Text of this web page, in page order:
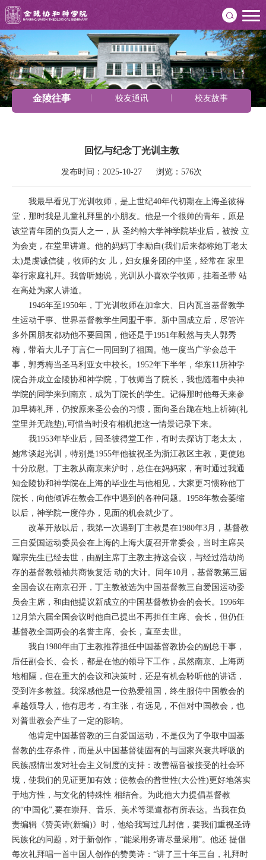
金陵往事 校友通讯 校友故事
回忆与纪念丁光训主教
发布时间：2025-10-27      浏览：576次
我最早看见丁光训牧师，是上世纪40年代初期在上海圣彼得
堂，那时我是儿童礼拜里的小朋友。他是一个很帅的青年，原是
该堂青年团的负责人之一，从 圣约翰大学神学院毕业后，被按 立
为会吏，在堂里讲道。他的妈妈丁李励自(我们后来都称她丁老太
太)是虔诚信徒，牧师的女 儿，妇女服务团的中坚，经常在 家里
举行家庭礼拜。我曾听她说，光训从小喜欢学牧师，挂着圣带 站
在高处为家人讲道。
1946年至1950年，丁光训牧师在加拿大、日内瓦当基督教学
生运动干事、世界基督教学生同盟干事。新中国成立后，尽管许
多外国朋友都劝他不要回国，他还是于1951年毅然与夫人郭秀
梅，带着大儿子丁言仁一同回到了祖国。他一度当广学会总干
事，郭秀梅当圣马利亚女中校长。1952年下半年，华东11所神学
院合并成立金陵协和神学院，丁牧师当了院长，我也随着中央神
学院的同学来到南京，成为丁院长的学生。记得那时他每天来参
加早祷礼拜，仍按原来圣公会的习惯，面向圣台跪在地上祈祷(礼
堂里并无跪垫),可惜当时没有相机把这一情景记录下来。
我1953年毕业后，回圣彼得堂工作，有时去探访丁老太太，
她常谈起光训，特别是1955年他被祝圣为浙江教区主教，更使她
十分欣慰。丁主教从南京来沪时，总住在妈妈家，有时通过我通
知金陵协和神学院在上海的毕业生与他相见，大家更习惯称他丁
院长，向他倾诉在教会工作中遇到的各种问题。1958年教会萎缩
以后，神学院一度停办，见面的机会就少了。
改革开放以后，我第一次遇到丁主教是在1980年3月，基督教
三自爱国运动委员会在上海的上海大厦召开常委会，当时主席吴
耀宗先生已经去世，由副主席丁主教主持这会议，与经过浩劫尚
存的基督教领袖共商恢复活 动的大计。同年10月，基督教第三届
全国会议在南京召开，丁主教被选为中国基督教三自爱国运动委
员会主席，和由他提议新成立的中国基督教协会的会长。1996年
12月第六届全国会议时他自己提出不再担任主席、会长，但仍任
基督教全国两会的名誉主席、会长，直至去世。
我自1980年由丁主教推荐担任中国基督教协会的副总干事，
后任副会长、会长，都是在他的领导下工作，虽然南京、上海两
地相隔，但在重大的会议和决策时，还是有机会聆听他的讲话，
受到许多教益。我深感他是一位热爱祖国，终生服侍中国教会的
卓越领导人，他有思考，有主张，有远见，不但对中国教会，也
对普世教会产生了一定的影响。
他肯定中国基督教的三自爱国运动，不是仅为了争取中国基
督教的生存条件，而是从中国基督徒固有的与国家兴衰共呼吸的
民族感情出发对社会主义制度的支持：改善福音被接受的社会环
境，使我们的见证更加有效；使教会的普世性(大公性)更好地落实
于地方性，与文化的特殊性 相结合。为此他大力提倡基督教
的“中国化”,要在崇拜、音乐、美术等渠道都有所表达。当我在负
责编辑《赞美诗(新编)》时，他给我写过几封信，要我们重视圣诗
民族化的问题，对于新创作，“能采用务请尽量采用”。他还 提倡
每次礼拜唱一首中国人创作的赞美诗：“讲了三十年三自，礼拜时